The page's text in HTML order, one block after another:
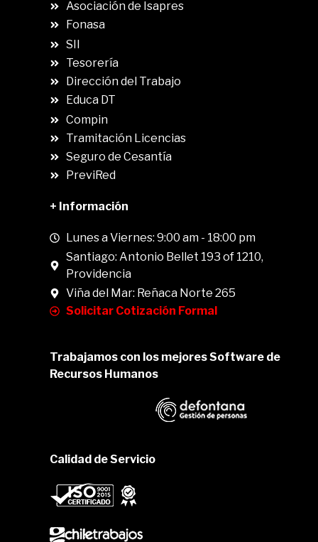
Asociación de Isapres
Fonasa
SII
Tesorería
Dirección del Trabajo
Educa DT
Compin
Tramitación Licencias
Seguro de Cesantía
PreviRed
+ Información
Lunes a Viernes: 9:00 am - 18:00 pm
Santiago: Antonio Bellet 193 of 1210,
Providencia
Viña del Mar: Reñaca Norte 265
Solicitar Cotización Formal
Trabajamos con los mejores Software de
Recursos Humanos
Calidad de Servicio